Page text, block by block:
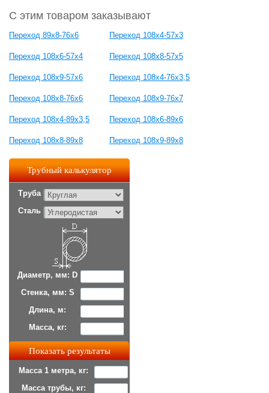
С этим товаром заказывают
Переход 89х8-76х6 Переход 108х4-57х3
Переход 108х6-57х4 Переход 108х8-57х5
Переход 108х9-57х6 Переход 108х4-76х3,5
Переход 108х8-76х6 Переход 108х9-76х7
Переход 108х4-89х3,5 Переход 108х6-89х6
Переход 108х8-89х8 Переход 108х9-89х8
Трубный калькулятор
Труба
Сталь
Диаметр, мм: D
Стенка, мм: S
Длина, м:
Масса, кг:
Масса 1 метра, кг:
Масса трубы, кг: